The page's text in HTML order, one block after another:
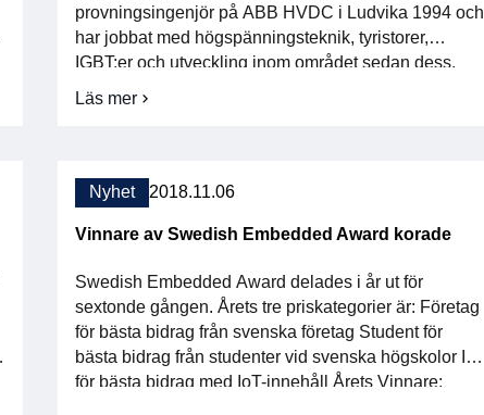
provningsingenjör på ABB HVDC i Ludvika 1994 och
har jobbat med högspänningsteknik, tyristorer,
IGBT:er och utveckling inom området sedan dess.
Analogik Teknik som under denna tid var vilande,
Läs mer
om
nytt
medlemsföretag
Nyhet 2018.11.06
Vinnare av Swedish Embedded Award korade
Swedish Embedded Award delades i år ut för
sextonde gången. Årets tre priskategorier är: Företag
för bästa bidrag från svenska företag Student för
bästa bidrag från studenter vid svenska högskolor IoT
för bästa bidrag med IoT-innehåll Årets Vinnare: